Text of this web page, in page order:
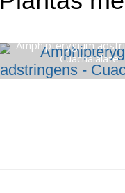
Amphipterygium
Cuachalalate